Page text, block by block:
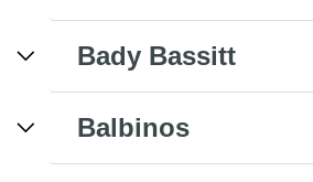
Bady Bassitt
Balbinos